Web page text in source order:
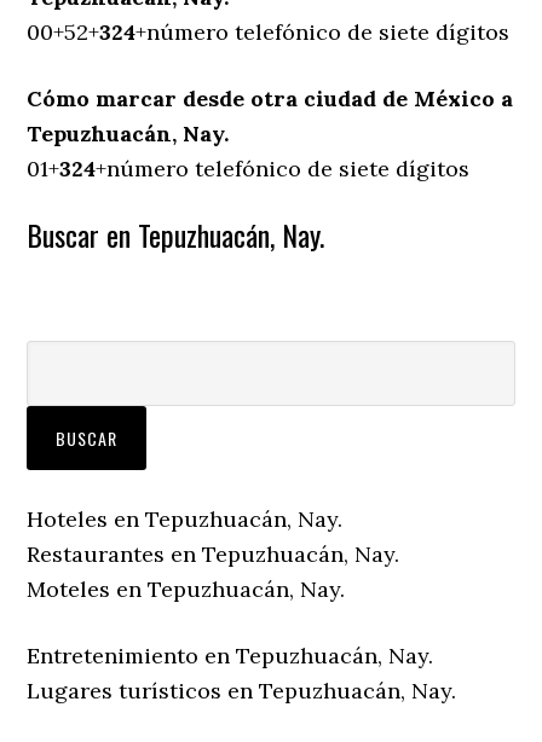
00+52+324+número telefónico de siete dígitos
Cómo marcar desde otra ciudad de México a
Tepuzhuacán, Nay.
01+324+número telefónico de siete dígitos
Buscar en Tepuzhuacán, Nay.
Hoteles en Tepuzhuacán, Nay.
Restaurantes en Tepuzhuacán, Nay.
Moteles en Tepuzhuacán, Nay.
Entretenimiento en Tepuzhuacán, Nay.
Lugares turísticos en Tepuzhuacán, Nay.